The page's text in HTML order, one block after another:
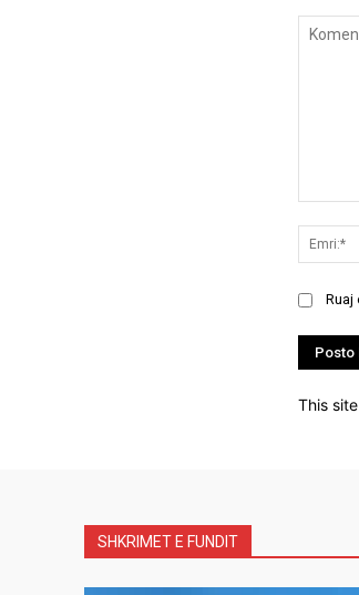
Ruaj
This
SHKRIMET E FUNDIT